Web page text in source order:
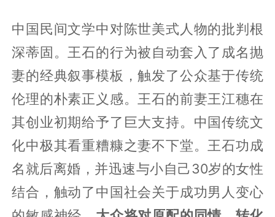
中国民间文学中对陈世美式人物的批判根
深蒂固。王石的行为被自动套入了成名抛
妻的经典叙事模板，触发了公众基于传统
伦理的朴素正义感。王石的前妻王江穗在
其创业初期给予了巨大支持。中国传统文
化中极其看重糟糠之妻不下堂。王石功成
名就后离婚，并迅速与小自己30岁的女性
结合，触动了中国社会关于成功男人变心